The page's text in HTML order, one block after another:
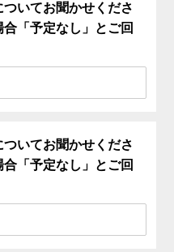
いてお聞かせくださ
「予定なし」とご回
いてお聞かせくださ
「予定なし」とご回